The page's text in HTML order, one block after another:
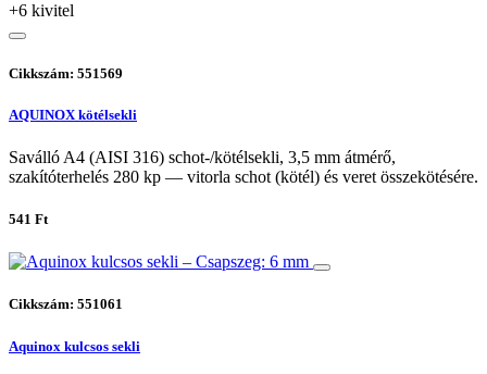
+6 kivitel
Cikkszám: 551569
AQUINOX kötélsekli
Saválló A4 (AISI 316) schot-/kötélsekli, 3,5 mm átmérő,
szakítóterhelés 280 kp — vitorla schot (kötél) és veret összekötésére.
541 Ft
Cikkszám: 551061
Aquinox kulcsos sekli